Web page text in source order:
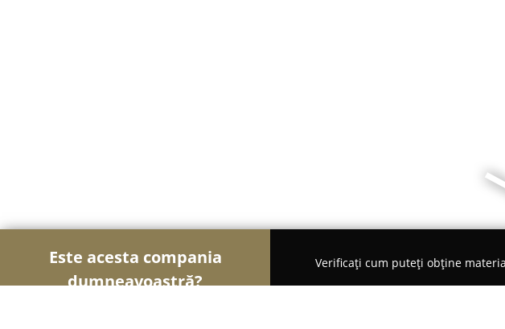
Este acesta compania
dumneavoastră?
Verificați cum puteți obține